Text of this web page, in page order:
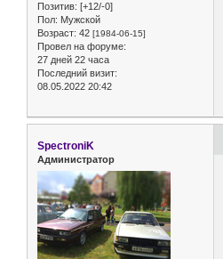
Позитив: [+12/-0]
Пол: Мужской
Возраст: 42 [1984-06-15]
Провел на форуме:
27 дней 22 часа
Последний визит:
08.05.2022 20:42
SpectroniK
Администратор